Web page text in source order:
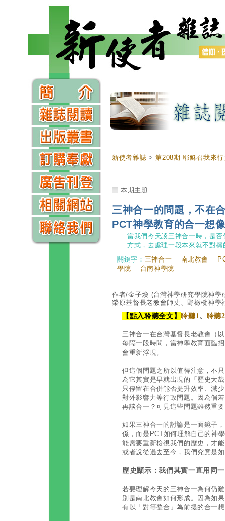
新使者雜誌 >第208期 耶穌召我來
本期主題
三神合一的問題，不在
PCT神學教育的合一想
當我們今天談三神合一時，是
方式，去處理一段本來就不對稱
關鍵字： 三神合一 南北教會
學院
台南神學院
作者/金子煥 (台灣神學研究學院神學
榮原基督長老教會師丈、野橄欖神學
【點入聆聽全文】聆聽1、 聆聽2
三神合一在台灣基督長老教會（
每隔一段時間，當神學教育面臨
會重新浮現。
但這個問題之所以值得注意，不
為它其實是早就出現的「歷史大
只停留在合併能否提升效率、減
對外影響力等行政問題。因為倘
再談合一？可見這些問題雖然重
如果三神合一的討論是一面鏡子
係，而是PCT如何理解自己的神
能需要重新檢視我們的歷史，才
或者說從過去至今，我們究竟是
歷史顯示：我們其實一直用同
若要理解今天的三神合一為何仍
別是南北教會如何形成。因為如
有以「對等整合」為前提的合一